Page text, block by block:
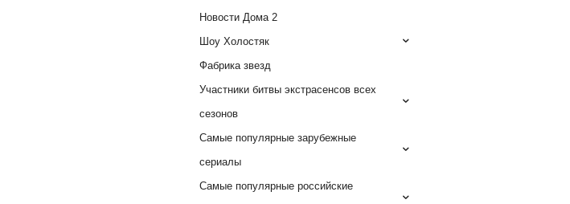
Новости Дома 2
Шоу Холостяк
Фабрика звезд
Участники битвы экстрасенсов всех
сезонов
Самые популярные зарубежные
сериалы
Самые популярные российские